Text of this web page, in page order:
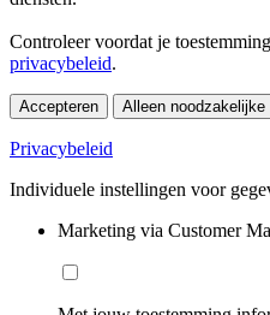
Controleer voordat je
privacybeleid.
Accepteren Alleen noodzakelijke
Privacybeleid
Individuele instellingen voor
Marketing via Customer